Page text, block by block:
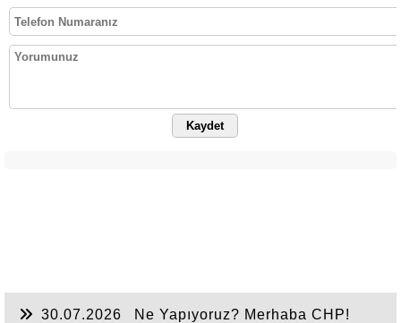
Kaydet
30.07.2026
Ne Yapıyoruz? Merhaba CHP!